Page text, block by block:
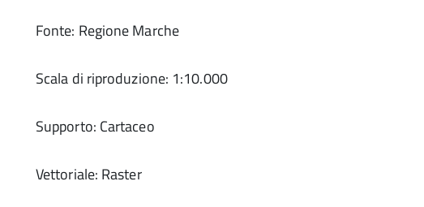
Fonte: Regione Marche
Scala di riproduzione: 1:10.000
Supporto: Cartaceo
Vettoriale: Raster